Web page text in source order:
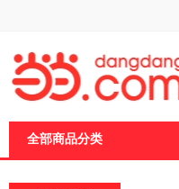
全部商品分类
页